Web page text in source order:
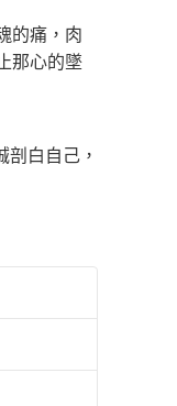
的痛，肉
那心的墜
白自己，